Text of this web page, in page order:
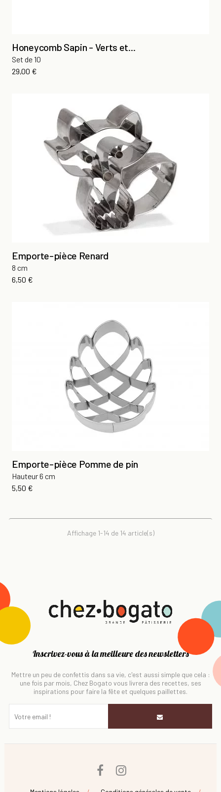
Honeycomb Sapin - Verts et...
Set de 10
Prix
29,00 €
Emporte-pièce Renard
8 cm
Prix
6,50 €
Emporte-pièce Pomme de pin
Hauteur 6 cm
Prix
5,50 €
Affichage 1-14 de 14 article(s)
Inscrivez-vous à la meilleure des newsletters
Mettre un peu de confettis dans sa vie, c'est aussi simple que cela :
une fois par mois, Chez Bogato vous livrera des recettes, ses
inspirations pour faire la fête et quelques paillettes.
Facebook